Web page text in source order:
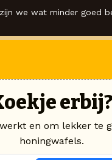
we wat minder goed
erbij?
en om lekker te
honingwafels.